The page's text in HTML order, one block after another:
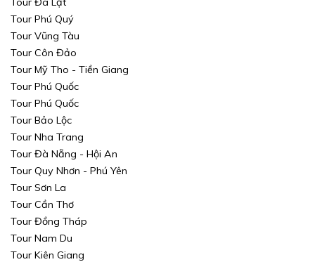
Xin mời Quý khách chọn thông tin cần tìm kiếm
Chọn nơi đi
Chọn nơi đến
Xin mời Quý khách chọn thông tin cần tìm kiếm
Chọn nơi đi
Chọn nơi đến
Xin mời Quý khách chọn thông tin cần tìm kiếm
Xin mời Quý khách chọn thông tin cần tìm kiếm
Chọn loại
Khoảng giá
Tour Phú Quý
Tour Vũng Tàu
Tour Côn Đảo
Tour Mỹ Tho - Tiền Giang
Tour Phú Quốc
Tour Phú Quốc
Tour Bảo Lộc
Tour Nha Trang
Tour Đà Nẵng - Hội An
Tour Quy Nhơn - Phú Yên
Tour Sơn La
Tour Cần Thơ
Tour Đồng Tháp
Tour Nam Du
Tour Kiên Giang